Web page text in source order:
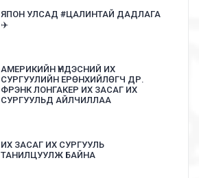
ЯПОН УЛСАД #ЦАЛИНТАЙ ДАДЛАГА
✈️
АМЕРИКИЙН ҮНДЭСНИЙ ИХ
СУРГУУЛИЙН ЕРӨНХИЙЛӨГЧ ДР.
ФРЭНК ЛОНГАКЕР ИХ ЗАСАГ ИХ
СУРГУУЛЬД АЙЛЧИЛЛАА
ИХ ЗАСАГ ИХ СУРГУУЛЬ
ТАНИЛЦУУЛЖ БАЙНА